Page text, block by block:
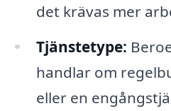
det krävas mer
Tjänstetype:
handlar om
eller en